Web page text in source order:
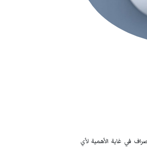
في غاية الأهمية لأي